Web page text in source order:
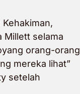
Millett selama
orang-orang
mereka lihat”
setelah